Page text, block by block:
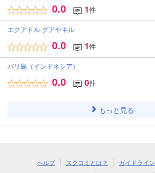
0.0 1件
エクアドル グアヤキル
0.0 1件
バリ島（インドネシア）
0.0 0件
もっと見る
ヘルプ スクコミとは？ ガイドライン